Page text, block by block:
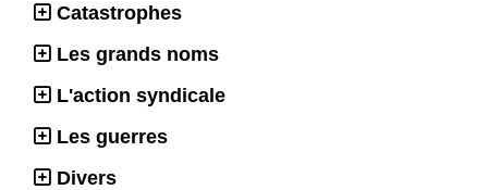
Catastrophes
Les grands noms
L'action syndicale
Les guerres
Divers